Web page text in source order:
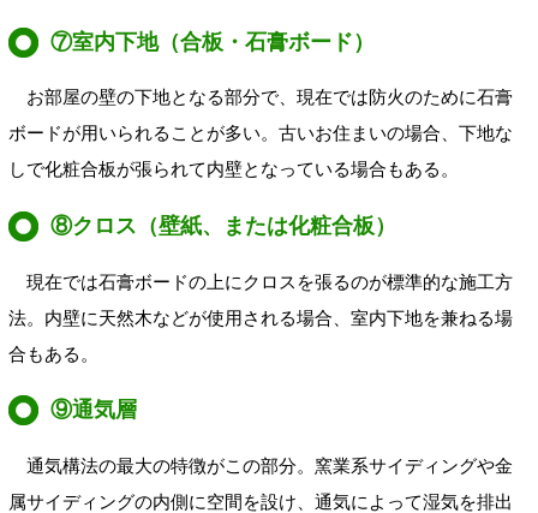
⑦室内下地（合板・石膏ボード）
お部屋の壁の下地となる部分で、現在では防火のために石膏
ボードが用いられることが多い。古いお住まいの場合、下地な
しで化粧合板が張られて内壁となっている場合もある。
⑧クロス（壁紙、または化粧合板）
現在では石膏ボードの上にクロスを張るのが標準的な施工方
法。内壁に天然木などが使用される場合、室内下地を兼ねる場
合もある。
⑨通気層
通気構法の最大の特徴がこの部分。窯業系サイディングや金
属サイディングの内側に空間を設け、通気によって湿気を排出